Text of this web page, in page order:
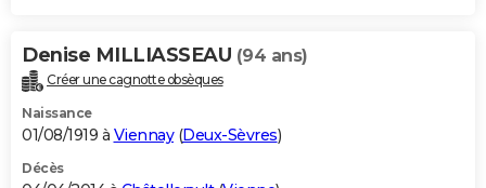
Denise MILLIASSEAU (94 ans)
Créer une cagnotte obsèques
Naissance
01/08/1919 à Viennay(Deux-Sèvres)
Décès